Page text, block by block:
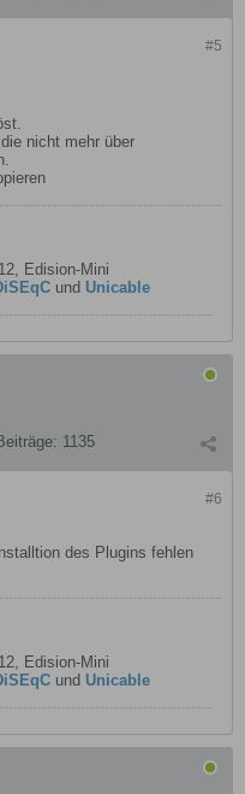
#5
nicht mehr über
Edision-Mini
und Unicable
1135
#6
des Plugins fehlen
Edision-Mini
und Unicable